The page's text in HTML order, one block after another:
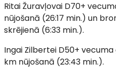
Ritai Žuravļovai D70+
nūjošanā (26:17 min.) un
skrējienā (6:33 min.).
Ingai Zilbertei D50+
km nūjošanā (23:43 min.).